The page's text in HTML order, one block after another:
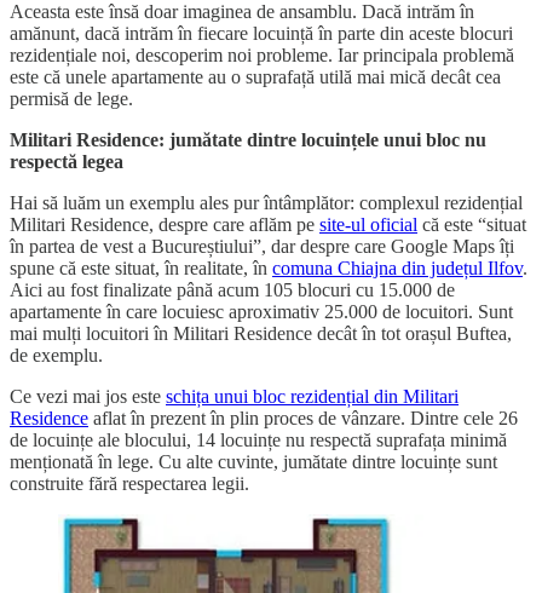
Aceasta este însă doar imaginea de ansamblu. Dacă intrăm în
amănunt, dacă intrăm în fiecare locuință în parte din aceste blocuri
rezidențiale noi, descoperim noi probleme. Iar principala problemă
este că unele apartamente au o suprafață utilă mai mică decât cea
permisă de lege.
Militari Residence: jumătate dintre locuințele unui bloc nu
respectă legea
Hai să luăm un exemplu ales pur întâmplător: complexul rezidențial
Militari Residence, despre care aflăm pe site-ul oficial că este “situat
în partea de vest a Bucureștiului”, dar despre care Google Maps îți
spune că este situat, în realitate, în comuna Chiajna din județul Ilfov.
Aici au fost finalizate până acum 105 blocuri cu 15.000 de
apartamente în care locuiesc aproximativ 25.000 de locuitori. Sunt
mai mulți locuitori în Militari Residence decât în tot orașul Buftea,
de exemplu.
Ce vezi mai jos este schița unui bloc rezidențial din Militari
Residence aflat în prezent în plin proces de vânzare. Dintre cele 26
de locuințe ale blocului, 14 locuințe nu respectă suprafața minimă
menționată în lege. Cu alte cuvinte, jumătate dintre locuințe sunt
construite fără respectarea legii.